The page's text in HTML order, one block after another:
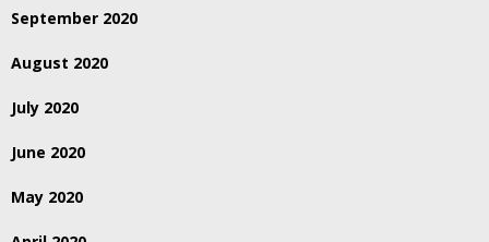
September 2020
August 2020
July 2020
June 2020
May 2020